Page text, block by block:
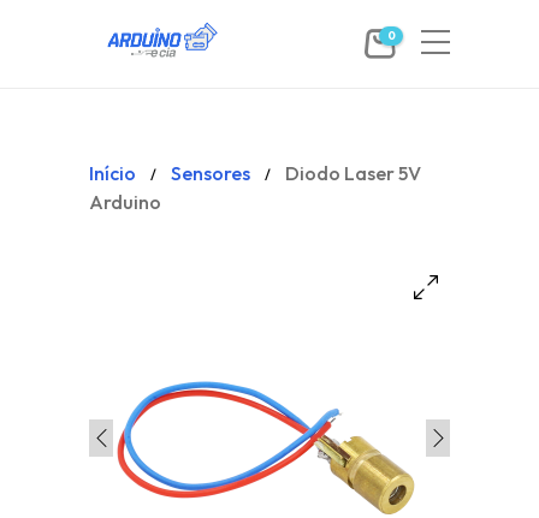
0
Início / Sensores /
Diodo Laser 5V
Arduino